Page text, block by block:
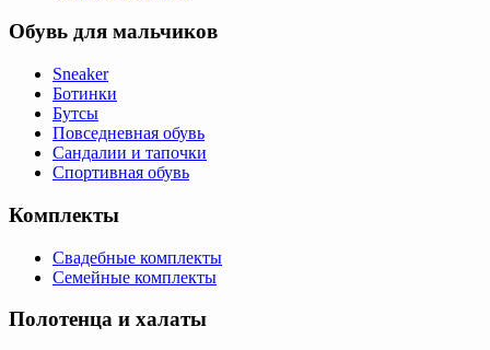
Обувь для мальчиков
Sneaker
Ботинки
Бутсы
Повседневная обувь
Сандалии и тапочки
Спортивная обувь
Комплекты
Свадебные комплекты
Семейные комплекты
Полотенца и халаты